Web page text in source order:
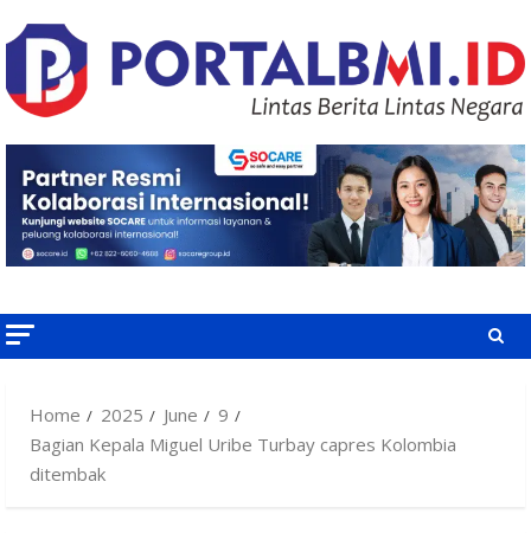
to
content
Home 2025 June
9
Bagian Kepala Miguel Uribe Turbay capres Kolombia
ditembak